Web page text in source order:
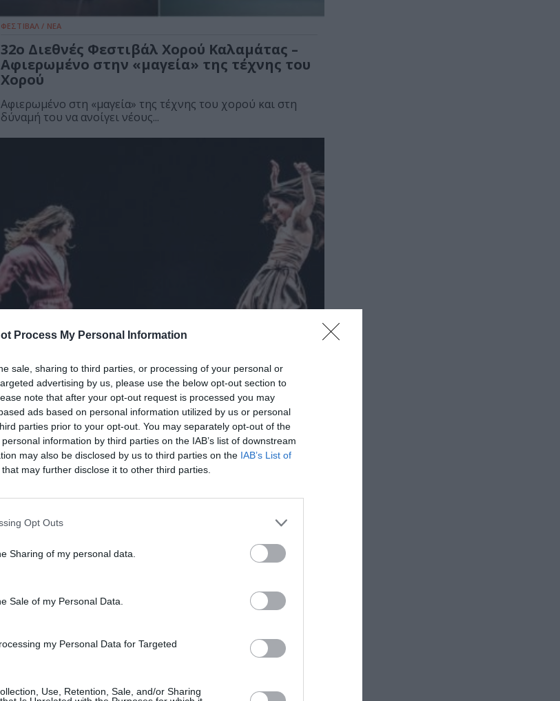
Process My Personal Information
sale, sharing to third parties, or processing of your personal or
advertising by us, please use the below opt-out section to
note that after your opt-out request is processed you may
ads based on personal information utilized by us or personal
parties prior to your opt-out. You may separately opt-out of the
information by third parties on the IAB’s list of downstream
may also be disclosed by us to third parties on the IAB’s List of
that may further disclose it to other third parties.
Opt Outs
Sharing of my personal data.
Sale of my Personal Data.
my Personal Data for Targeted
Use, Retention, Sale, and/or Sharing
ΦΕΣΤΙΒΑΛ / ΝΕΑ
32ο Διεθνές Φεστιβάλ Χορού Καλαμάτας –
Αφιερωμένο στην «μαγεία» της τέχνης του
Χορού
Αφιερωμένο στη «μαγεία» της τέχνης του χορού και στη
δύναμή του να ανοίγει νέους...
ΘΕΑΤΡΟ - ΧΟΡΟΣ / ΝΕΑ
ΜΙΝΤΑΤΙ, της Τζένης Αργυρίου στην
Πειραιώς 260
πρωτοπαρουσιάστηκε το 2024 στο πλαίσιο του Φεστιβάλ